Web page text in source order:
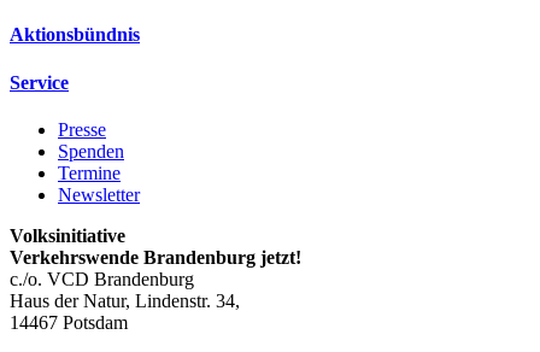
Aktionsbündnis
Service
Presse
Spenden
Termine
Newsletter
Volksinitiative
Verkehrswende Brandenburg jetzt!
c./o. VCD Brandenburg
Haus der Natur, Lindenstr. 34,
14467 Potsdam